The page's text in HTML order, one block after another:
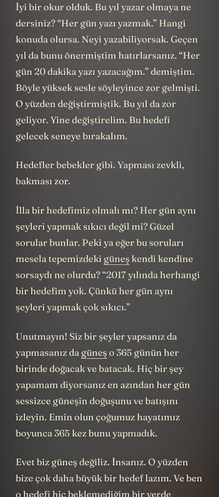
İyi bir okur olduk. Bu yıl yazar olmaya ne
dersiniz? “Her gün yazı yazmak.” Hangi
konuda olursa. Neyi yazabiliyorsak. Geçen
yıl da bunu önermiştim hatırlarsanız. “Her
gün 20 dakika yazı yazacağım.” demiştim.
Böyle yüksek sesle söyleyince zor gelmişti.
O yüzden değiştirmiştik. Bu yıl da zor
geliyor. Yine değiştirelim. Bu hedefi
gelecek seneye bırakalım.
Hedefler bebekler gibi. Yapması zevkli,
bakması zor.
İlla bir hedefimiz olmalı mı? Her gün aynı
şeyleri yapmak sıkıcı değil mi? Güzel
sorular bunlar. Peki ya eğer bu soruları
mesela tepemizdeki güneş kendi kendine
sorsaydı ne olurdu? “2017 yılında herhangi
bir hedefim yok. Çünkü her gün aynı
şeyleri yapmak çok sıkıcı.”
Unutmayın! Siz bir şeyler yapsanız da
yapmasanız da güneş o 365 günün her
birinde doğacak ve batacak. Hiç bir şey
yapamam diyorsanız en azından her gün
sessizce güneşin doğuşunu ve batışını
izleyin. Emin olun çoğumuz hayatımız
boyunca 365 kez bunu yapmadık.
Evet biz güneş değiliz. İnsanız. O yüzden
bize çok daha büyük bir hedef lazım. Ve ben
o hedefi hiç beklemediğim bir yerde